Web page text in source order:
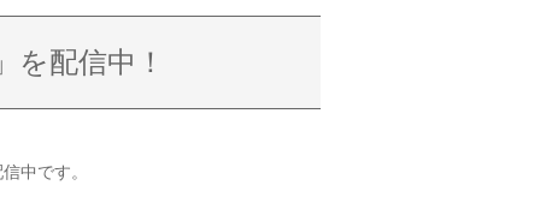
配信中！
中です。